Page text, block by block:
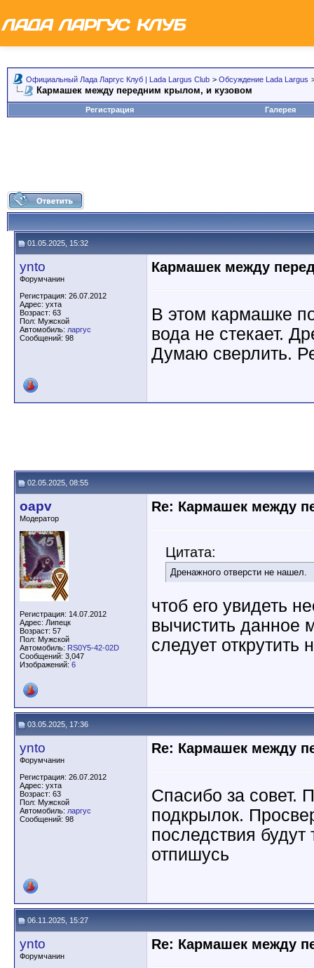
Официальный Лада Ларгус Клуб | Lada Largus Club > Обсуждение Lada Largus
Кармашек между передним крылом, и кузовом
Регистрация Галерея
01.05.2025, 15:32
ynto
Форумчанин
Регистрация: 26.07.2012
Адрес: ухта
Возраст: 63
Пол: Мужской
Автомобиль: ларгус
Сообщений: 98
Кармашек между
В этом кармашке
вода не стекает.
Думаю сверлить.
02.05.2025, 08:55
oapv
Модератор
Регистрация: 14.07.2012
Адрес: Липецк
Возраст: 57
Пол: Мужской
Автомобиль: RS0Y5-42-02D
Сообщений: 3,047
Изображений: 6
Re: Кармашек между
Цитата:
Дренажного отверсти не нашел.
чтоб его увидеть
вычистить данное
следует
03.05.2025, 17:36
ynto
Форумчанин
Регистрация: 26.07.2012
Адрес: ухта
Возраст: 63
Пол: Мужской
Автомобиль: ларгус
Сообщений: 98
Re: Кармашек между
Спасибо за совет.
подкрылок.
последствия
отпишусь
06.11.2025, 15:27
ynto
Форумчанин
Re: Кармашек между